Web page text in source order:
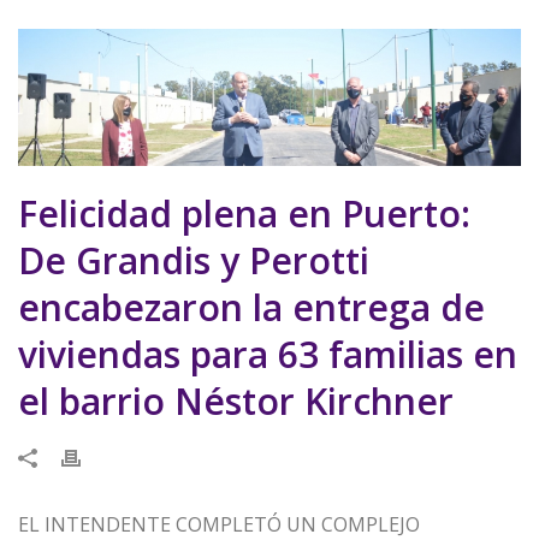
Felicidad plena en Puerto:
De Grandis y Perotti
encabezaron la entrega de
viviendas para 63 familias en
el barrio Néstor Kirchner
EL INTENDENTE COMPLETÓ UN COMPLEJO